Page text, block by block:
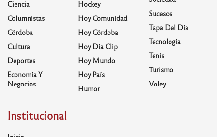
Ciencia
Columnistas
Córdoba
Cultura
Deportes
Economía Y
Negocios
Hockey
Hoy Comunidad
Hoy Córdoba
Hoy Día Clip
Hoy Mundo
Hoy País
Humor
Sucesos
Tapa Del Día
Tecnología
Tenis
Turismo
Voley
Institucional